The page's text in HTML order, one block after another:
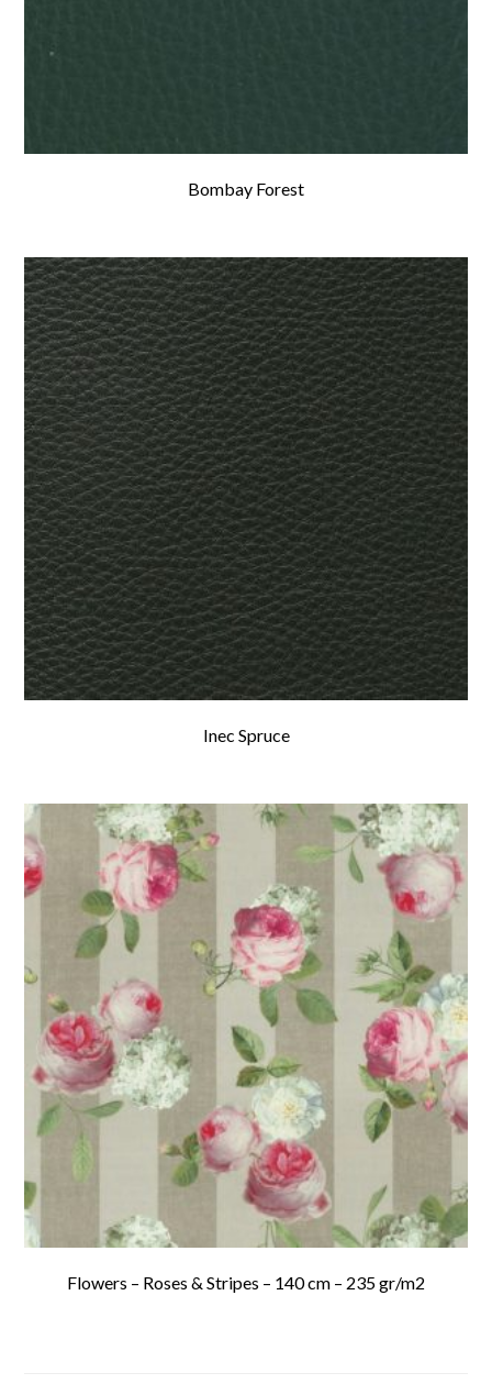
Bombay Forest
Inec Spruce
Flowers – Roses & Stripes – 140 cm – 235 gr/m2